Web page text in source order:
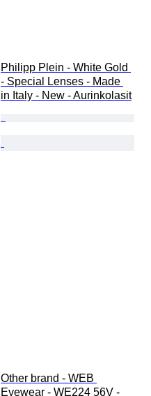
Philipp Plein - White Gold
- Special Lenses - Made
in Italy - New - Aurinkolasit
Other brand - WEB
Eyewear - WE224 56V -